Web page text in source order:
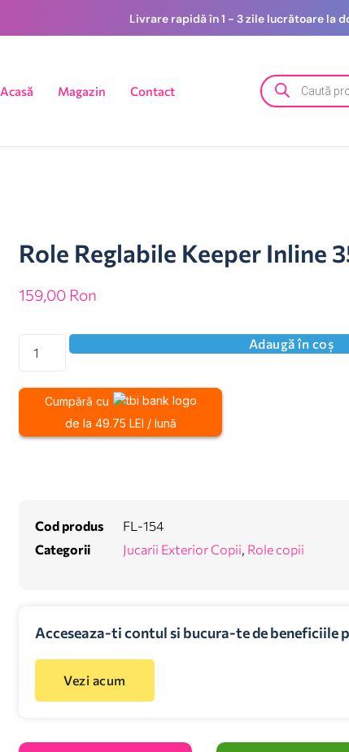
Livrare rapidă în 1 - 3 zile lucrătoare la
Acasă Magazin Contact
Role Reglabile Keeper Inline
159,00 Ron
Adaugă în coș
Cumpără cu
de la 49.75 LEI / lună
Cod produs
FL-154
Categorii
Jucarii Exterior Copii, Role copii
Acceseaza-ti contul si bucura-te de beneficiile
Vezi acum